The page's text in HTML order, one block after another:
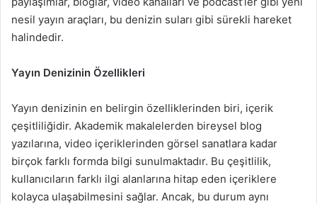
nesil yayın araçları, bu denizin suları gibi sürekli hareket
halindedir.
Yayın Denizinin Özellikleri
Yayın denizinin en belirgin özelliklerinden biri, içerik
çeşitliliğidir. Akademik makalelerden bireysel blog
yazılarına, video içeriklerinden görsel sanatlara kadar
birçok farklı formda bilgi sunulmaktadır. Bu çeşitlilik,
kullanıcıların farklı ilgi alanlarına hitap eden içeriklere
kolayca ulaşabilmesini sağlar. Ancak, bu durum aynı